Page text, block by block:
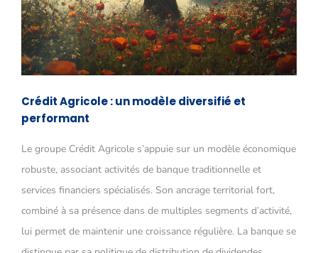
Crédit Agricole : un modèle diversifié et
performant
Le groupe Crédit Agricole s’appuie sur un modèle économique
robuste, associant activités de banque traditionnelle et
services financiers spécialisés. Son ancrage territorial fort,
combiné à sa présence dans de multiples segments d’activité,
lui permet de maintenir une croissance régulière. La banque se